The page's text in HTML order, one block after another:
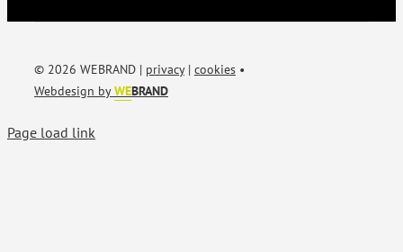
© 2026 WEBRAND | privacy| cookies•
Webdesign byWEBRAND
Page load link